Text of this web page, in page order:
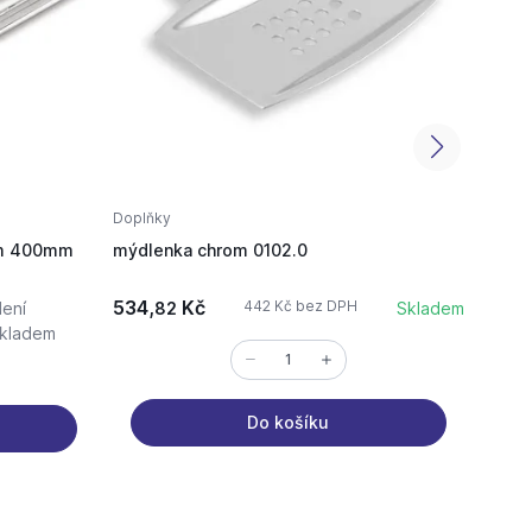
400mm
Doplňky
mýdlenka chrom 0102.0
534,82 Kč 442 Kč bez DPH Skladem
Do košíku